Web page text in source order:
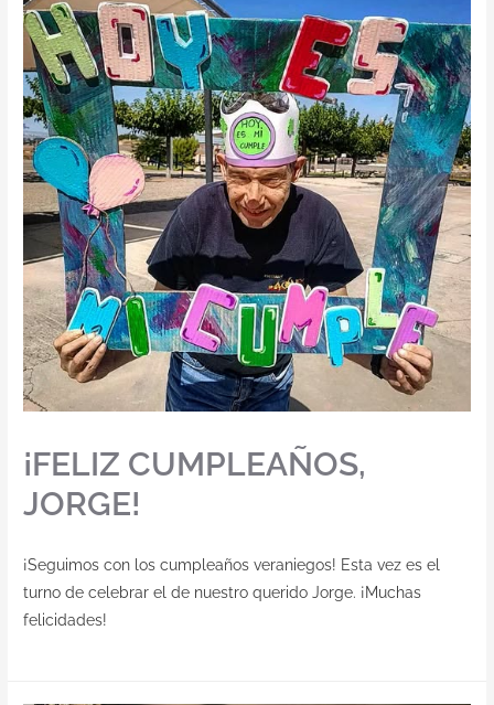
¡FELIZ CUMPLEAÑOS,
JORGE!
¡Seguimos con los cumpleaños veraniegos! Esta vez es el
turno de celebrar el de nuestro querido Jorge. ¡Muchas
felicidades!